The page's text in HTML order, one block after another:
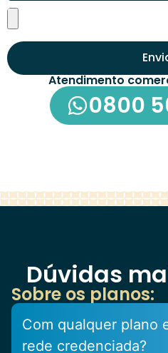
Atendimento
0800
Dúvidas
Sobre os planos:
Com qualquer plano
rede credenciada?